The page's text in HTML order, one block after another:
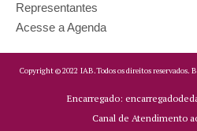
Representantes
Acesse a Agenda
Copyright ©2022 IAB.Todos os direitos reservados.
Encarregado:
Canal de Atendimento